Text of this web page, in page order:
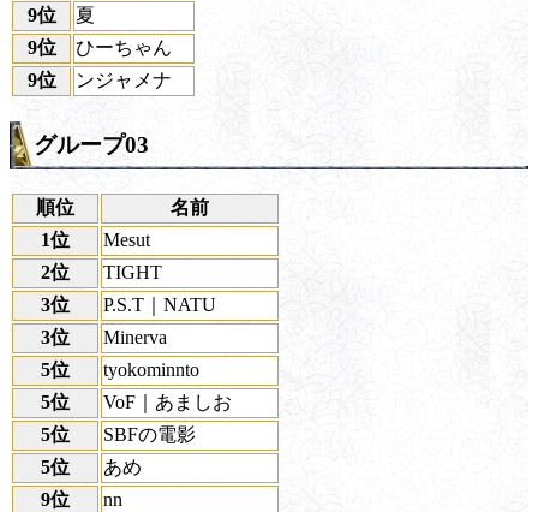
9位
夏
9位
ひーちゃん
9位
ンジャメナ
グループ03
順位
名前
1位
Mesut
2位
TIGHT
3位
P.S.T｜NATU
3位
Minerva
5位
tyokominnto
5位
VoF｜あましお
5位
SBFの電影
5位
あめ
9位
nn